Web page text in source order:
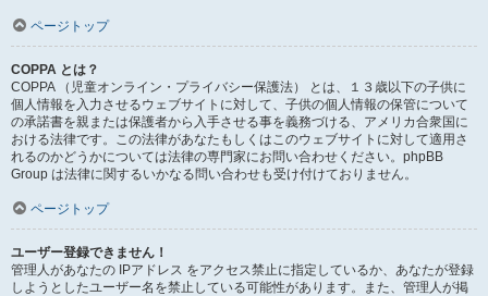
ページトップ
COPPA とは？
COPPA （児童オンライン・プライバシー保護法） とは、１３歳以下の子供に
個人情報を入力させるウェブサイトに対して、子供の個人情報の保管について
の承諾書を親または保護者から入手させる事を義務づける、アメリカ合衆国に
おける法律です。この法律があなたもしくはこのウェブサイトに対して適用さ
れるのかどうかについては法律の専門家にお問い合わせください。phpBB
Group は法律に関するいかなる問い合わせも受け付けておりません。
ページトップ
ユーザー登録できません！
管理人があなたの IPアドレス をアクセス禁止に指定しているか、あなたが登録
しようとしたユーザー名を禁止している可能性があります。また、管理人が掲